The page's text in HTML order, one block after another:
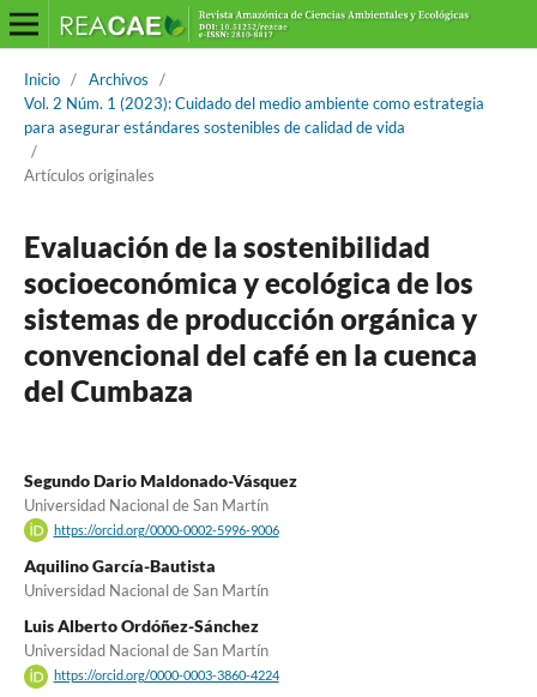
Inicio / Archivos
/
Vol. 2 Núm. 1 (2023): Cuidado del medio ambiente como estrategia
para asegurar estándares sostenibles de calidad de vida
/
Artículos originales
Evaluación de la sostenibilidad
socioeconómica y ecológica de los
sistemas de producción orgánica y
convencional del café en la cuenca
del Cumbaza
Segundo Dario Maldonado-Vásquez
Universidad Nacional de San Martín
https://orcid.org/0000-0002-5996-9006
Aquilino García-Bautista
Universidad Nacional de San Martín
Luis Alberto Ordóñez-Sánchez
Universidad Nacional de San Martín
https://orcid.org/0000-0003-3860-4224